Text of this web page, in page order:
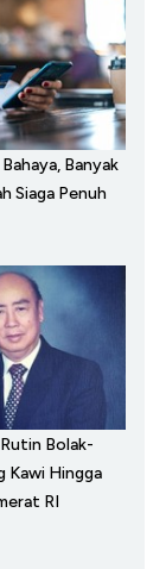
Banyak
Siaga Penuh
Bolak-
Kawi Hingga
RI